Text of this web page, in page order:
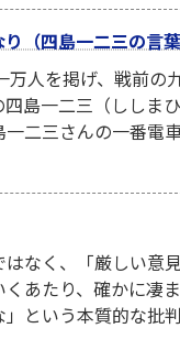
（四島一二三の言葉
万人を掲げ、戦前
島一二三（ししま
二三さんの一番電車
はなく、「厳しい
あたり、確かに凄
という本質的な批判